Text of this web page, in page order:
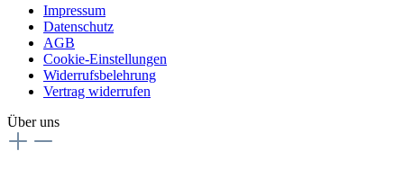
Impressum
Datenschutz
AGB
Cookie-Einstellungen
Widerrufsbelehrung
Vertrag widerrufen
Über uns